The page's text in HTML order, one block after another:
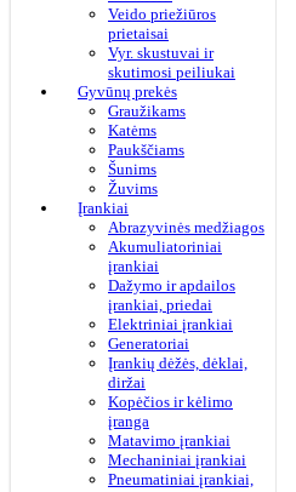
Veido priežiūros
prietaisai
Vyr. skustuvai ir
skutimosi peiliukai
Gyvūnų prekės
Graužikams
Katėms
Paukščiams
Šunims
Žuvims
Įrankiai
Abrazyvinės medžiagos
Akumuliatoriniai
įrankiai
Dažymo ir apdailos
įrankiai, priedai
Elektriniai įrankiai
Generatoriai
Įrankių dėžės, dėklai,
diržai
Kopėčios ir kėlimo
įranga
Matavimo įrankiai
Mechaniniai įrankiai
Pneumatiniai įrankiai,